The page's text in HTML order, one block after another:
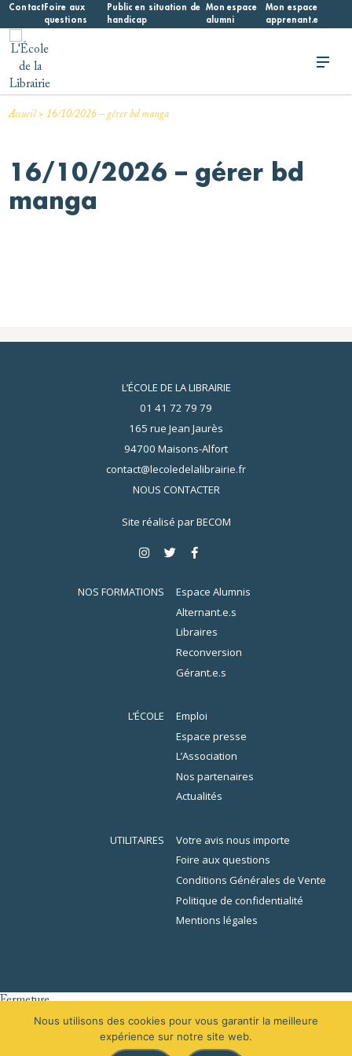
Skip
content
ContactFoire aux
questions
Public en situation de
handicap
Mon espace
alumni
Mon espace
apprenant.e
Accueil>16/10/2026 – gérer bd manga
16/10/2026 – gérer bd
manga
L’ÉCOLE DE LA LIBRAIRIE
01 41 72 79 79
165 rue Jean Jaurès
94700 Maisons-Alfort
contact@lecoledelalibrairie.fr
NOUS CONTACTER
Site réalisé parBECOM
NOS FORMATIONS
Espace Alumnis
Alternant.e.s
Libraires
Reconversion
Gérant.e.s
L’ÉCOLE
Emploi
Espace presse
L’Association
Nos partenaires
Actualités
UTILITAIRES
Votre avis nous importe
Foire aux questions
Conditions Générales de Vente
Politique de confidentialité
Mentions légales
Fermeture
L’École de la Librairie sera fermée du 1 au 16 août 2026 inclus. En
raison des congés, votre demande de devis sera traitée à partir du 31
Nous utilisons des cookies pour vous garantir la meilleure
expérience sur notre site web.